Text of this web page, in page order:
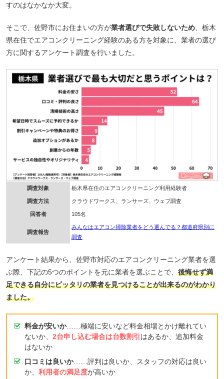
すのはなかなか大変。
そこで、佐野市にお住まいの方が業者選びで失敗しないため 、栃木
県在住でエアコンクリーニング経験のある方を対象に、業者の選び
方に関するアンケート調査を行いました。
調査対象 栃木県在住のエアコンクリーニング利用経験者
調査方法 クラウドワークス、ランサーズ、ウェブ調査
回答者 105名
調査報告
みんなはエアコン掃除業者をどう選んでる？都道府県別に
調査
アンケート結果から、佐野市対応のエアコンクリーニング業者を選
ぶ際、下記の5つのポイントを元に業者を選ぶことで、 後悔せず満
足できる自分にピッタリの業者を見つけることが出来るのがわかり
ました。
料金が安いか……極端に安いなど料金相場とかけ離れてい
ないか、 2台申し込む場合は台数割引はあるか、追加料金
はないか
口コミは良いか……評判は良いか、スタッフの対応は良い
か、 利用者の満足度が高いか